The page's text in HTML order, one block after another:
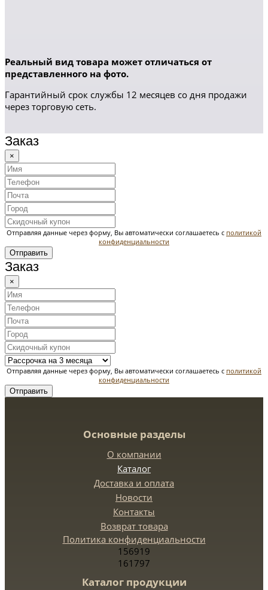
Реальный вид товара может отличаться от
представленного на фото.
Гарантийный срок службы 12 месяцев со дня продажи
через торговую сеть.
Заказ
×
Отправляя данные через форму, Вы автоматически соглашаетесь с политикой
конфиденциальности
Отправить
Заказ
×
Отправляя данные через форму, Вы автоматически соглашаетесь с политикой
конфиденциальности
Отправить
Основные разделы
О компании
Каталог
Доставка и оплата
Новости
Контакты
Возврат товара
Политика конфиденциальности
156919
161797
Каталог продукции